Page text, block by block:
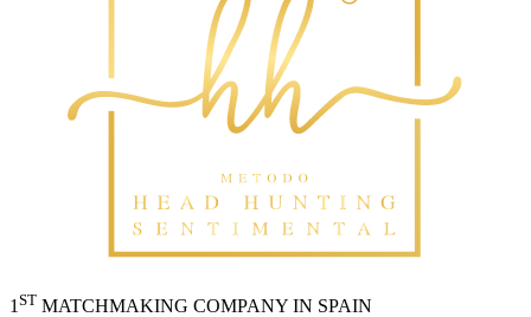
1 ST MATCHMAKING COMPANY IN SPAIN